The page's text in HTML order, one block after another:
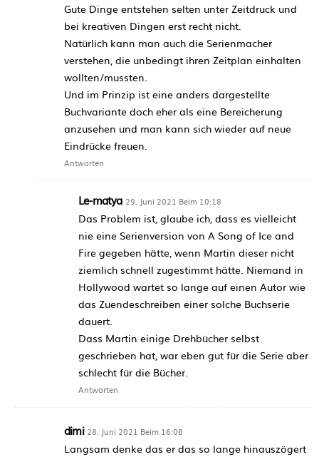
Gute Dinge entstehen selten unter Zeitdruck und
bei kreativen Dingen erst recht nicht.
Natürlich kann man auch die Serienmacher
verstehen, die unbedingt ihren Zeitplan einhalten
wollten/mussten.
Und im Prinzip ist eine anders dargestellte
Buchvariante doch eher als eine Bereicherung
anzusehen und man kann sich wieder auf neue
Eindrücke freuen.
Antworten
Le-matya 29. Juni 2021 Beim 10:18
Das Problem ist, glaube ich, dass es vielleicht
nie eine Serienversion von A Song of Ice and
Fire gegeben hätte, wenn Martin dieser nicht
ziemlich schnell zugestimmt hätte. Niemand in
Hollywood wartet so lange auf einen Autor wie
das Zuendeschreiben einer solche Buchserie
dauert.
Dass Martin einige Drehbücher selbst
geschrieben hat, war eben gut für die Serie aber
schlecht für die Bücher.
Antworten
dimi 28. Juni 2021 Beim 16:08
Langsam denke das er das so lange hinauszögert